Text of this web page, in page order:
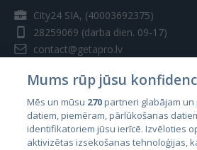
City24 SIA, (40003692375)
28259069 (darba dien. 09-17)
contact@getapro.lv
Valstis
Mums rūp jūsu
Mēs un mūsu 270partneri glabājam
datiem, piemēram, pārlūkošanas
identifikatoriem jūsu ierīcē. Izvēloties
aktivizētas izsekošanas tehnoloģijas,